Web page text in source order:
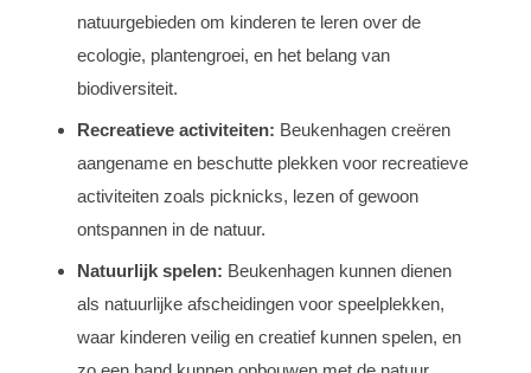
natuurgebieden om kinderen te leren over de
ecologie, plantengroei, en het belang van
biodiversiteit.
Recreatieve activiteiten: Beukenhagen creëren
aangename en beschutte plekken voor recreatieve
activiteiten zoals picknicks, lezen of gewoon
ontspannen in de natuur.
Natuurlijk spelen: Beukenhagen kunnen dienen
als natuurlijke afscheidingen voor speelplekken,
waar kinderen veilig en creatief kunnen spelen, en